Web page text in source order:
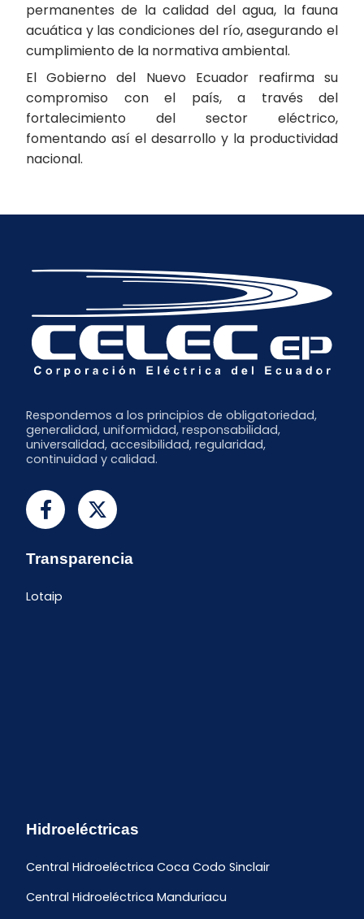
permanentes de la calidad del agua, la fauna
acuática y las condiciones del río, asegurando el
cumplimiento de la normativa ambiental.
El Gobierno del Nuevo Ecuador reafirma su
compromiso con el país, a través del
fortalecimiento del sector eléctrico,
fomentando así el desarrollo y la productividad
nacional.
Respondemos a los principios de obligatoriedad,
generalidad, uniformidad, responsabilidad,
universalidad, accesibilidad, regularidad,
continuidad y calidad.
Transparencia
Lotaip
Hidroeléctricas
Central Hidroeléctrica Coca Codo Sinclair
Central Hidroeléctrica Manduriacu